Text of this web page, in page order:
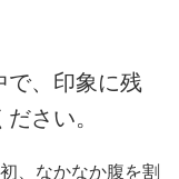
、印象に残
さい。
、なかなか腹を割